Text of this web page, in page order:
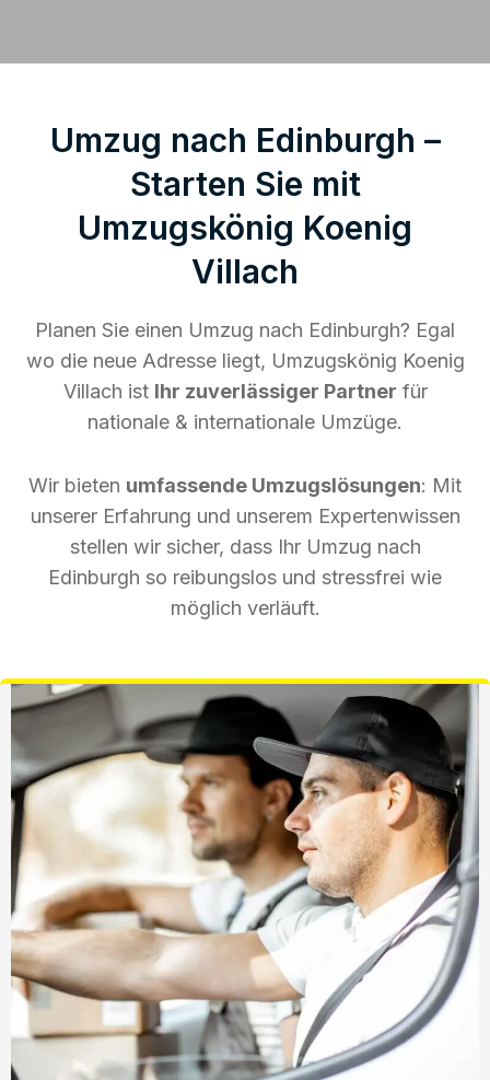
Umzug nach Edinburgh –
Starten Sie mit
Umzugskönig Koenig
Villach
Planen Sie einen Umzug nach Edinburgh? Egal
wo die neue Adresse liegt, Umzugskönig Koenig
Villach ist Ihr zuverlässiger Partner für
nationale & internationale Umzüge.
Wir bieten umfassende Umzugslösungen: Mit
unserer Erfahrung und unserem Expertenwissen
stellen wir sicher, dass Ihr Umzug nach
Edinburgh so reibungslos und stressfrei wie
möglich verläuft.